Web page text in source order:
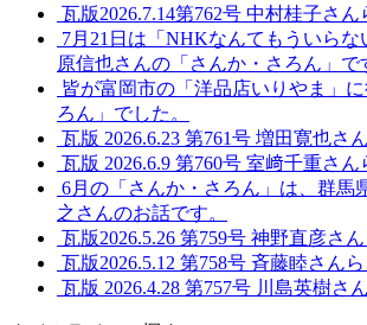
瓦版2026.7.14第762号 中村桂子さん
7月21日は「NHKなんてもういら
原信也さんの「さんか・さろん」で
皆が富岡市の「洋品店いりやま」
ろん」でした。
瓦版 2026.6.23 第761号 増田寛也さ
瓦版 2026.6.9 第760号 室﨑千重さん
6月の「さんか・さろん」は、群馬
之さんのお話です。
瓦版2026.5.26 第759号 神野直彦さ
瓦版2026.5.12 第758号 斉藤睦さん
瓦版 2026.4.28 第757号 川島英樹さ